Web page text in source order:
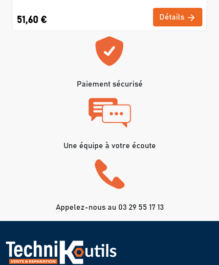
51,60 € Détails
Paiement sécurisé
Une équipe à votre écoute
Appelez-nous au 03 29 55 17 13